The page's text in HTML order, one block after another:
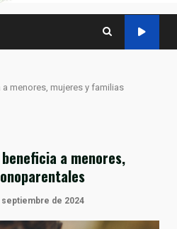
menores, mujeres y familias
a menores,
septiembre de 2024